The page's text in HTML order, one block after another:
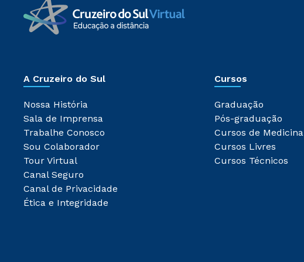
A Cruzeiro do Sul
Nossa História
Sala de Imprensa
Trabalhe Conosco
Sou Colaborador
Tour Virtual
Canal Seguro
Canal de Privacidade
Ética e Integridade
Cursos
Graduação
Pós-graduação
Cursos de Medicina
Cursos Livres
Cursos Técnicos